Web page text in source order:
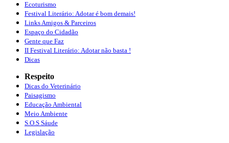
Ecoturismo
Festival Literário: Adotar é bom demais!
Links Amigos & Parceiros
Espaço do Cidadão
Gente que Faz
II Festival Literário: Adotar não basta !
Dicas
Respeito
Dicas do Veterinário
Paisagismo
Educação Ambiental
Meio Ambiente
S.O.S Sáude
Legislação